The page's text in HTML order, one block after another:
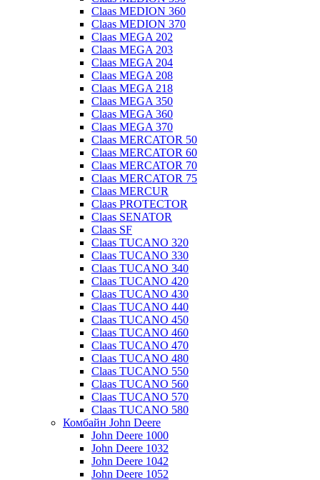
Claas MEDION 360
Claas MEDION 370
Claas MEGA 202
Claas MEGA 203
Claas MEGA 204
Claas MEGA 208
Claas MEGA 218
Claas MEGA 350
Claas MEGA 360
Claas MEGA 370
Claas MERCATOR 50
Claas MERCATOR 60
Claas MERCATOR 70
Claas MERCATOR 75
Claas MERCUR
Claas PROTECTOR
Claas SENATOR
Claas SF
Claas TUCANO 320
Claas TUCANO 330
Claas TUCANO 340
Claas TUCANO 420
Claas TUCANO 430
Claas TUCANO 440
Claas TUCANO 450
Claas TUCANO 460
Claas TUCANO 470
Claas TUCANO 480
Claas TUCANO 550
Claas TUCANO 560
Claas TUCANO 570
Claas TUCANO 580
Комбайн John Deere
John Deere 1000
John Deere 1032
John Deere 1042
John Deere 1052